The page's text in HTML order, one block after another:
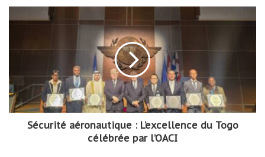
Sécurité aéronautique : L’excellence du Togo
célébrée par l’OACI